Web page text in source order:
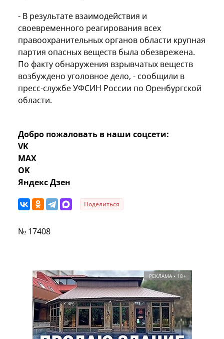
- В результате взаимодействия и
своевременного реагирования всех
правоохранительных органов области крупная
партия опасных веществ была обезврежена.
По факту обнаружения взрывчатых веществ
возбуждено уголовное дело, - сообщили в
пресс-службе УФСИН России по Оренбургской
области.
Добро пожаловать в наши соцсети:
VK
MAX
OK
Яндекс Дзен
Поделиться
№ 17408
РЕКЛАМА • 18+